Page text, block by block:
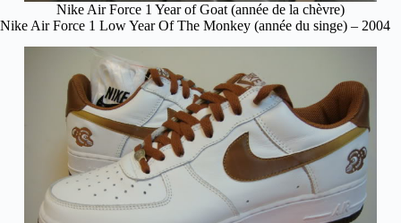
Nike Air Force 1 Year of Goat (année de la chèvre)
Nike Air Force 1 Low Year Of The Monkey (année du singe) – 2004